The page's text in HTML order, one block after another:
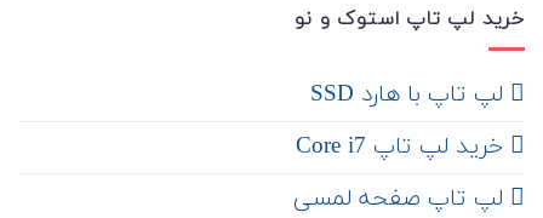
خرید لپ تاپ استوک و نو
لپ تاپ با هارد SSD
خرید لپ تاپ Core i7
لپ تاپ صفحه لمسی